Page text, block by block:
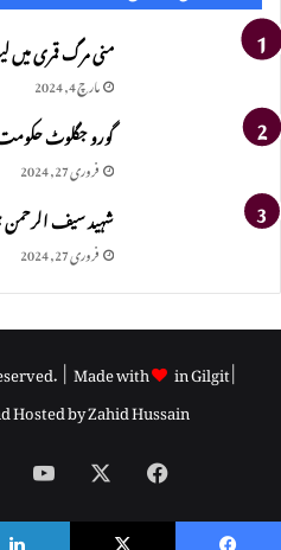
منی مرگ قمری میں
مارچ 4, 2024
گورو جگلوٹ
فروری 27, 2024
شہید سیف
فروری 27, 2024
| Made with in Gilgit |
Hosted byZahid Hussain
Facebook